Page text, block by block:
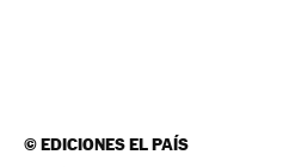
©EDICIONES EL PAÍS